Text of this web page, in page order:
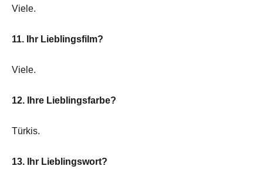
Viele.
11. Ihr Lieblingsfilm?
Viele.
12. Ihre Lieblingsfarbe?
Türkis.
13. Ihr Lieblingswort?